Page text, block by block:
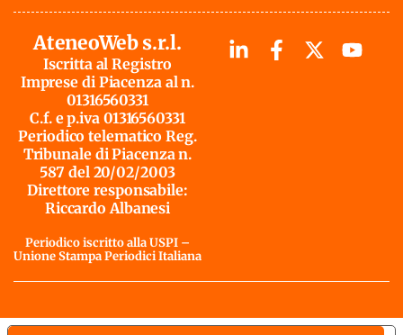
AteneoWeb s.r.l.
Iscritta al Registro
Imprese di Piacenza al n.
01316560331
C.f. e p.iva 01316560331
Periodico telematico Reg.
Tribunale di Piacenza n.
587 del 20/02/2003
Direttore responsabile:
Riccardo Albanesi
Periodico iscritto alla USPI –
Unione Stampa Periodici Italiana